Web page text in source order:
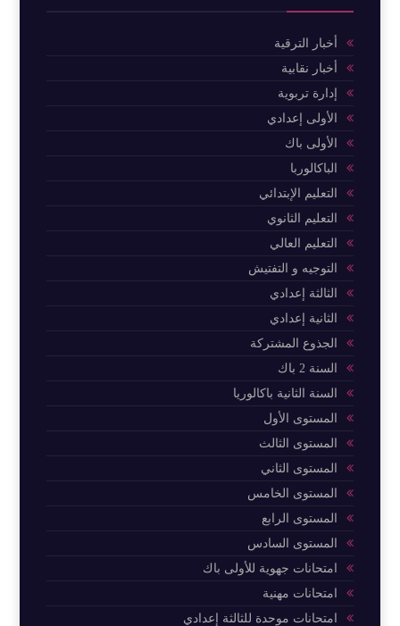
أخبار الترقية
أخبار نقابية
إدارة تربوية
الأولى إعدادي
الأولى باك
الباكالوربا
التعليم الإبتدائي
التعليم الثانوي
التعليم العالي
التوجيه و التفتيش
الثالثة إعدادي
الثانية إعدادي
الجذوع المشتركة
السنة 2 باك
السنة الثانية باكالوريا
المستوى الأول
المستوى الثالث
المستوى الثاني
المستوى الخامس
المستوى الرابع
المستوى السادس
امتحانات جهوية للأولى باك
امتحانات مهنية
امتحانات موحدة للثالثة إعدادي